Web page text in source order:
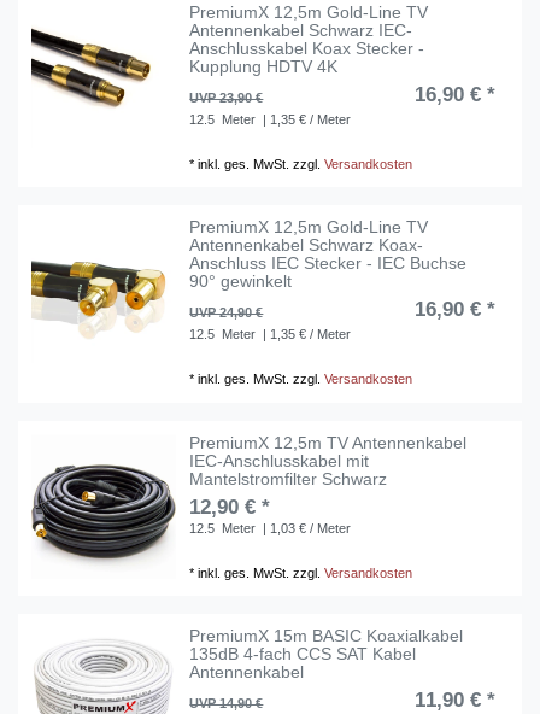
PremiumX 12,5m Gold-Line TV
Antennenkabel Schwarz IEC-
Anschlusskabel Koax Stecker -
Kupplung HDTV 4K
UVP 23,90 € 16,90 € *
12.5 Meter | 1,35 € / Meter
*inkl. ges. MwSt. zzgl.Versandkosten
PremiumX 12,5m Gold-Line TV
Antennenkabel Schwarz Koax-
Anschluss IEC Stecker - IEC Buchse
90° gewinkelt
UVP 24,90 € 16,90 € *
12.5 Meter | 1,35 € / Meter
*inkl. ges. MwSt. zzgl.Versandkosten
PremiumX 12,5m TV Antennenkabel
IEC-Anschlusskabel mit
Mantelstromfilter Schwarz
12,90 € *
12.5 Meter | 1,03 € / Meter
*inkl. ges. MwSt. zzgl.Versandkosten
PremiumX 15m BASIC Koaxialkabel
135dB 4-fach CCS SAT Kabel
Antennenkabel
UVP 14,90 € 11,90 € *